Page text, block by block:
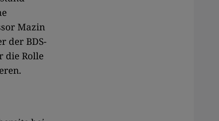
Mazin
der BDS-
die Rolle